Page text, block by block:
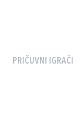
PRIČUVNI IGRAČI